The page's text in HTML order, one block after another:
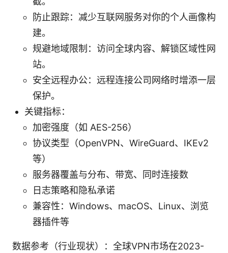
防止跟踪：减少互联网服务对你的个人画像构
建。
规避地域限制：访问全球内容、解锁区域性网
站。
安全远程办公：远程连接公司网络时增添一层
保护。
关键指标：
加密强度（如 AES-256）
协议类型（OpenVPN、WireGuard、IKEv2
等）
服务器覆盖与分布、带宽、同时连接数
日志策略和隐私承诺
兼容性：Windows、macOS、Linux、浏览
器插件等
数据参考（行业现状）：全球VPN市场在2023-